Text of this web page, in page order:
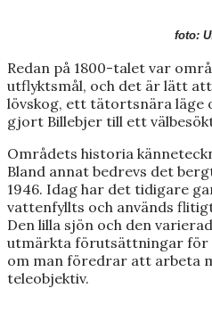
foto:
Redan på 1800-talet var
utflyktsmål, och det är lätt
lövskog, ett tätortsnära läge
gjort Billebjer till ett
Områdets historia
Bland annat bedrevs det
1946. Idag har det tidigare
vattenfyllts och används
Den lilla sjön och den
utmärkta förutsättningar
om man föredrar att arbeta
teleobjektiv.